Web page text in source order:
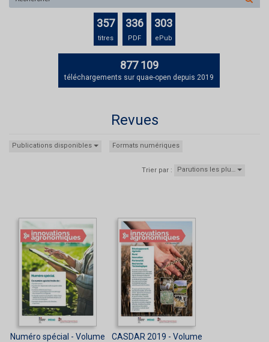
sur
le
357
titres
336
PDF
303
ePub
877 109
téléchargements sur quae-open depuis 2019
Revues
Publications disponibles Formats numériques
Trier par : Parutions les plu…
Numéro spécial - Volume
CASDAR 2019 - Volume